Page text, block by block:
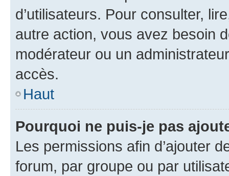
d’utilisateurs. Pour consulter,
autre action, vous avez besoin
modérateur ou un
accès.
Haut
Pourquoi ne puis-je pas
Les permissions afin d’ajouter
forum, par groupe ou par